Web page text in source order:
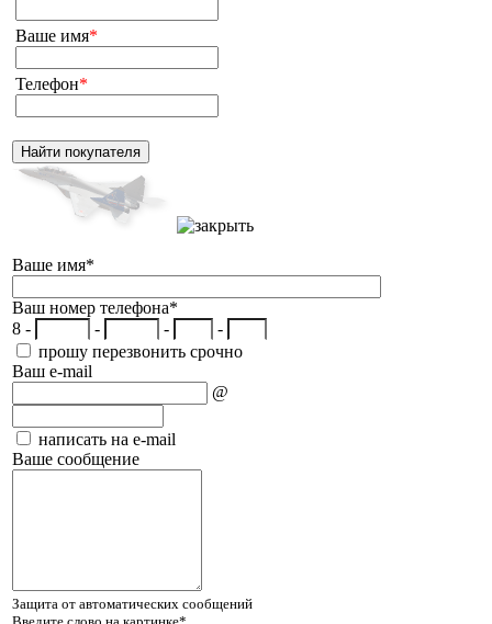
Ваше имя*
Телефон*
Ваше имя*
Ваш номер телефона*
8 -
- -
-
прошу перезвонить срочно
Ваш e-mail
@
написать на e-mail
Ваше сообщение
Защита от автоматических сообщений